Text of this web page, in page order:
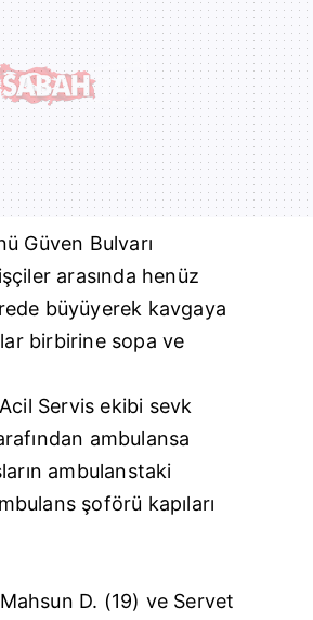
Güven Bulvarı
arasında henüz
büyüyerek kavgaya
birbirine sopa ve
Servis ekibi sevk
ambulansa
ambulanstaki
şoförü kapıları
D. (19) ve Servet